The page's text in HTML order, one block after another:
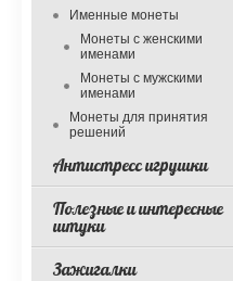
Именные монеты
Монеты с женскими
именами
Монеты с мужскими
именами
Монеты для принятия
решений
Антистресс игрушки
Полезные и интересные
штуки
Зажигалки